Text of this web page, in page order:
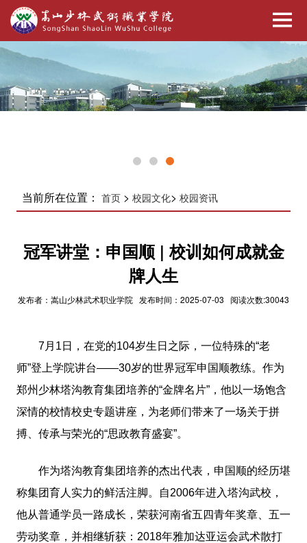
当前所在位置： 首页> 校园文化> 校园资讯
冠军讲堂：申国顺 | 校训如何成就金
牌人生​
发布者：嵩山少林武术职业学院 发布时间：2025-07-03 阅读次数:30043
7月1日，在党的104岁生日之际，一位特殊的“老
师”登上学院讲台——30岁的世界冠军申国顺教练。作为
郑州少林塔沟教育集团培养的“金牌名片”，他以一场饱含
深情的校情校史专题讲座，为老师们带来了一场关于拼
搏、传承与荣光的“思政教育盛宴”。
作为塔沟教育集团培养的杰出代表，申国顺的经历堪
称集团育人实力的鲜活注脚。自2006年进入塔沟武校，
他从普通学员一路成长，荣获河南省五四青年奖章、五一
劳动奖章，并相继斩获：2018年雅加达亚运会武术散打